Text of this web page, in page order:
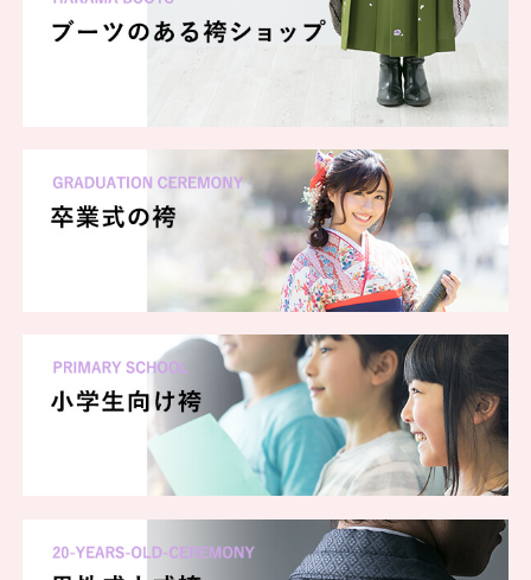
いろんな花がふんわり描かれた二尺袖に
ブルーグレーの袴をコーディネート。
卒業式は可憐に、清楚な装いで。